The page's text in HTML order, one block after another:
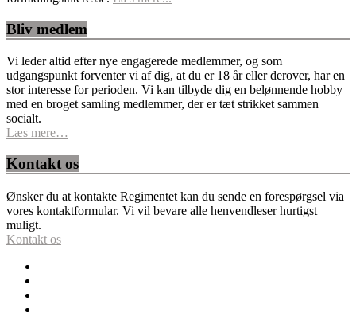
Bliv medlem
Vi leder altid efter nye engagerede medlemmer, og som
udgangspunkt forventer vi af dig, at du er 18 år eller derover, har en
stor interesse for perioden. Vi kan tilbyde dig en belønnende hobby
med en broget samling medlemmer, der er tæt strikket sammen
socialt.
Læs mere…
Kontakt os
Ønsker du at kontakte Regimentet kan du sende en forespørgsel via
vores kontaktformular. Vi vil bevare alle henvendleser hurtigst
muligt.
Kontakt os